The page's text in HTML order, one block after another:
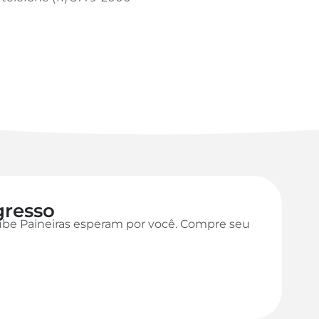
Paineiras esperam por você. Compre seu